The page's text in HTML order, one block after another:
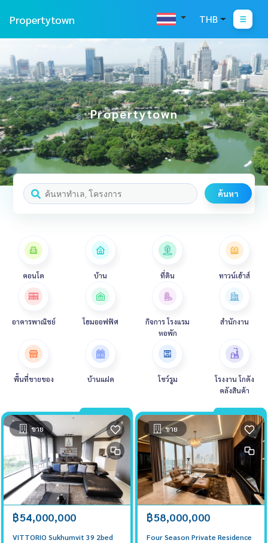
Propertytown THB
Propertytown
ค้นหา
คอนโด บ้าน ที่ดิน ทาวน์เฮ้าส์
อาคารพาณิชย์ โฮมออฟฟิศ
กิจการ โรงแรม
หอพัก
สำนักงาน
พื้นที่ขายของ บ้านแฝด โชว์รูม
โรงงาน โกดัง
คลังสินค้า
ขาย
฿54,000,000
VITTORIO Sukhumvit 39 2bed
ขาย
฿58,000,000
Four Season Private Residence